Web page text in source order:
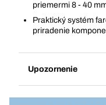
priemermi 8 - 40
Praktický systém
priradenie
Upozornenie